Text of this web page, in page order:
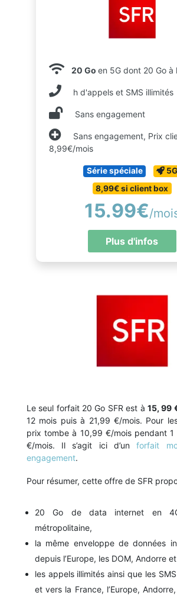
20 Go en 5G dont 20 Go à
h d'appels et SMS illimités
Sans engagement
Sans engagement, Prix
8,99€/mois
Série spéciale
5G
8,99€ si client box
15.99€/
Plus d'infos
Le seul forfait 20 Go SFR est à 15, 99
12 mois puis à 21,99 €/mois. Pour
prix tombe à 10,99 €/mois pendant 1
€/mois. Il s’agit ici d’unforfait
engagement.
Pour résumer, cette offre de SFR
20 Go de data internet en
métropolitaine,
la même enveloppe de données
depuis l’Europe, les DOM, Andorre
les appels illimités ainsi que les
et vers la France, l’Europe,